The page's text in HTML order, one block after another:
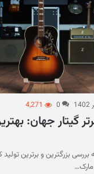
0
4,271
برند برتر گیتار جهان:
بزرگترین و برترین تولید